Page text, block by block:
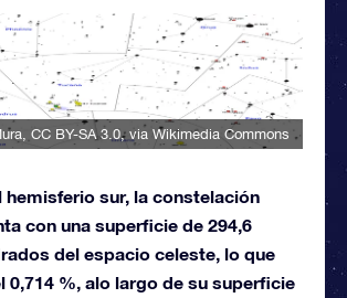
CC BY-SA 3.0, via Wikimedia Commons
hemisferio sur, la constelación
con una superficie de 294,6
del espacio celeste, lo que
0,714 %, alo largo de su superficie